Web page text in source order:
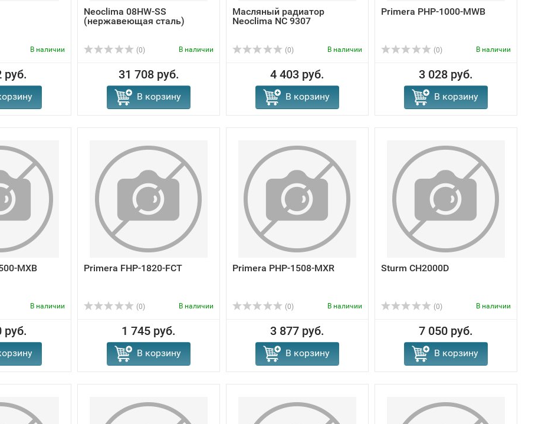
В наличии
руб.
Neoclima 08HW-SS
(нержавеющая сталь)
(0) В наличии
31 708 руб.
В корзину
Масляный радиатор
Neoclima NC 9307
(0) В наличии
4 403 руб.
В корзину
Primera PHP-1000-MWB
(0) В наличии
3 028 руб.
В корзину
MXB
В наличии
руб.
Primera FHP-1820-FCT
(0) В наличии
1 745 руб.
В корзину
Primera PHP-1508-MXR
(0) В наличии
3 877 руб.
В корзину
Sturm CH2000D
(0) В наличии
7 050 руб.
В корзину